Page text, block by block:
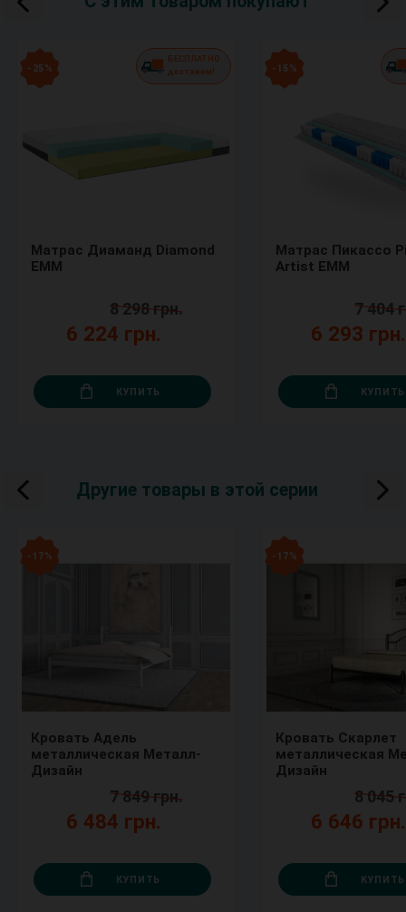
- 25 %
БЕСПЛАТНО
доставим!
Матрас Диаманд Diamond
ЕММ
6 224 грн.
8 298 грн.
КУПИТЬ
- 15 %
Матрас Пикассо
Artist ЕММ
6 293
7 404
КУПИТЬ
Другие товары в этой серии
- 17 %
Кровать Адель
металлическая Металл-
Дизайн
6 484 грн.
7 849 грн.
КУПИТЬ
- 17 %
Кровать Скарлет
металлическая
Дизайн
6 646
8 045
КУПИТЬ